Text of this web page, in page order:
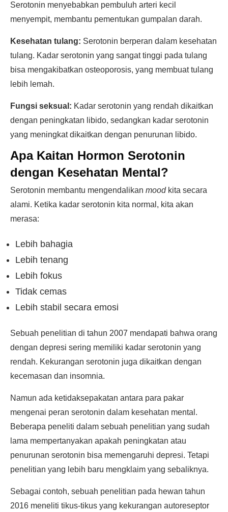
Serotonin menyebabkan pembuluh arteri kecil
menyempit, membantu pementukan gumpalan darah.
Kesehatan tulang: Serotonin berperan dalam kesehatan
tulang. Kadar serotonin yang sangat tinggi pada tulang
bisa mengakibatkan osteoporosis, yang membuat tulang
lebih lemah.
Fungsi seksual: Kadar serotonin yang rendah dikaitkan
dengan peningkatan libido, sedangkan kadar serotonin
yang meningkat dikaitkan dengan penurunan libido.
Apa Kaitan Hormon Serotonin
dengan Kesehatan Mental?
Serotonin membantu mengendalikan moodkita secara
alami. Ketika kadar serotonin kita normal, kita akan
merasa:
Lebih bahagia
Lebih tenang
Lebih fokus
Tidak cemas
Lebih stabil secara emosi
Sebuah penelitian di tahun 2007 mendapati bahwa orang
dengan depresi sering memiliki kadar serotonin yang
rendah. Kekurangan serotonin juga dikaitkan dengan
kecemasan dan insomnia.
Namun ada ketidaksepakatan antara para pakar
mengenai peran serotonin dalam kesehatan mental.
Beberapa peneliti dalam sebuah penelitian yang sudah
lama mempertanyakan apakah peningkatan atau
penurunan serotonin bisa memengaruhi depresi. Tetapi
penelitian yang lebih baru mengklaim yang sebaliknya.
Sebagai contoh, sebuah penelitian pada hewan tahun
2016 meneliti tikus-tikus yang kekurangan autoreseptor